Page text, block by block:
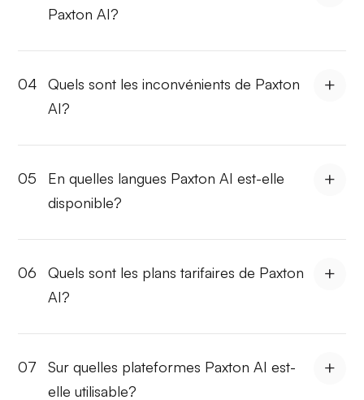
Paxton AI?
04
Quels sont les inconvénients de Paxton
AI?
05
En quelles langues Paxton AI est-elle
disponible?
06
Quels sont les plans tarifaires de Paxton
AI?
07
Sur quelles plateformes Paxton AI est-
elle utilisable?